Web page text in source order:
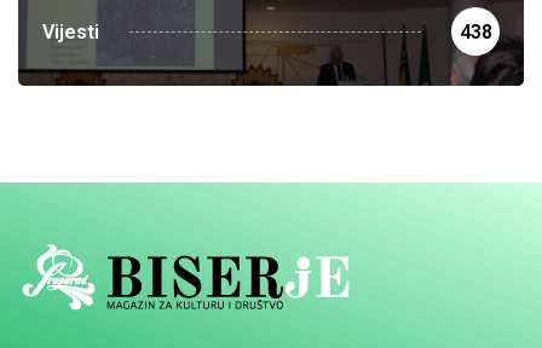
Vijesti 438